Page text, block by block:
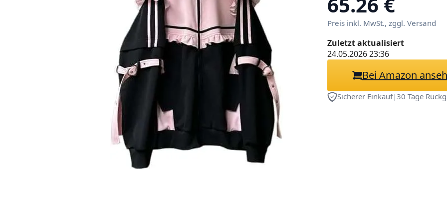
Preis inkl. MwSt., zggl. Versand
Zuletzt aktualisiert
24.05.2026 23:36
Bei Amazon
Sicherer Einkauf|30 Tage